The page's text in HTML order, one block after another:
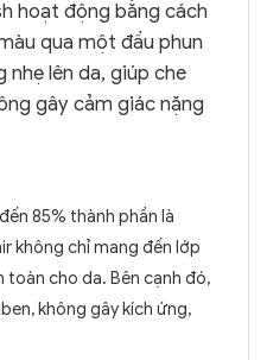
hoạt động bằng cách
qua một đầu phun
nhẹ lên da, giúp che
gây cảm giác nặng
85% thành phần là
không chỉ mang đến lớp
toàn cho da. Bên cạnh đó,
không gây kích ứng,